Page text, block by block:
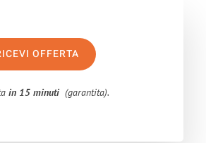
OFFERTA
in 15 minuti (garantita).